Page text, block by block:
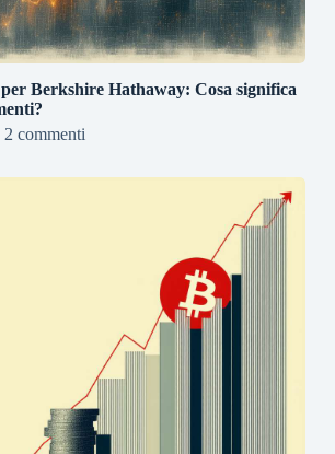
Berkshire Hathaway: Cosa significa
2 commenti